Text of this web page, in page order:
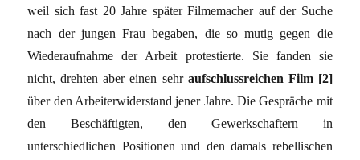
weil sich fast 20 Jahre später Filmemacher auf der Suche
nach der jungen Frau begaben, die so mutig gegen die
Wiederaufnahme der Arbeit protestierte. Sie fanden sie
nicht, drehten aber einen sehr aufschlussreichen Film [2]
über den Arbeiterwiderstand jener Jahre. Die Gespräche mit
den Beschäftigten, den Gewerkschaftern in
unterschiedlichen Positionen und den damals rebellischen